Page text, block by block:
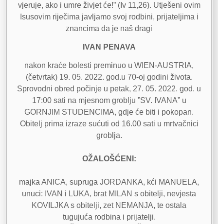
vjeruje, ako i umre živjet će!” (Iv 11,26). Utješeni ovim
Isusovim riječima javljamo svoj rodbini, prijateljima i
znancima da je naš dragi
IVAN PENAVA
nakon kraće bolesti preminuo u WIEN-AUSTRIA,
(četvrtak) 19. 05. 2022. god.u 70-oj godini života.
Sprovodni obred počinje u petak, 27. 05. 2022. god. u
17:00 sati na mjesnom groblju ”SV. IVANA” u
GORNJIM STUDENCIMA, gdje će biti i pokopan.
Obitelj prima izraze sućuti od 16.00 sati u mrtvačnici
groblja.
OŽALOŠĆENI:
majka ANICA, supruga JORDANKA, kći MANUELA,
unuci: IVAN i LUKA, brat MILAN s obitelji, nevjesta
KOVILJKA s obitelji, zet NEMANJA, te ostala
tugujuća rodbina i prijatelji.